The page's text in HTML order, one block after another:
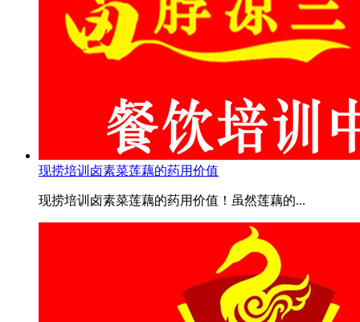
现捞培训卤素菜莲藕的药用价值
现捞培训卤素菜莲藕的药用价值！虽然莲藕的...